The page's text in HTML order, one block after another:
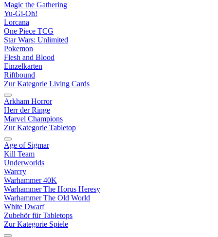
Magic the Gathering
Yu-Gi-Oh!
Lorcana
One Piece TCG
Star Wars: Unlimited
Pokemon
Flesh and Blood
Einzelkarten
Riftbound
Zur Kategorie Living Cards
Arkham Horror
Herr der Ringe
Marvel Champions
Zur Kategorie Tabletop
Age of Sigmar
Kill Team
Underworlds
Warcry
Warhammer 40K
Warhammer The Horus Heresy
Warhammer The Old World
White Dwarf
Zubehör für Tabletops
Zur Kategorie Spiele